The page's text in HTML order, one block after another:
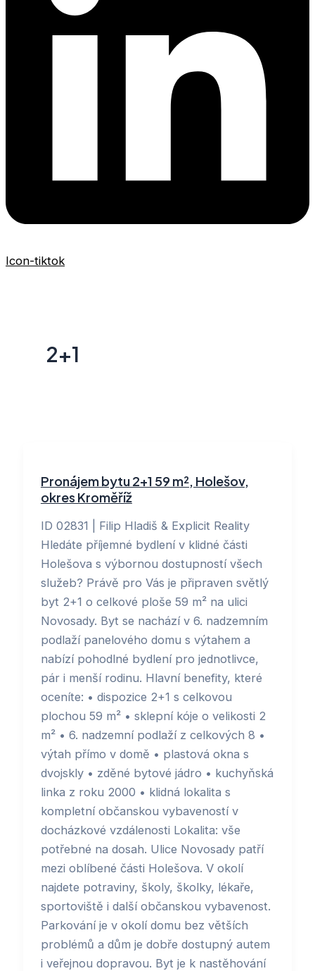
Icon-tiktok
2+1
Pronájem bytu 2+1 59 m², Holešov,
okres Kroměříž
ID 02831 | Filip Hladiš & Explicit Reality
Hledáte příjemné bydlení v klidné části
Holešova s výbornou dostupností všech
služeb? Právě pro Vás je připraven světlý
byt 2+1 o celkové ploše 59 m² na ulici
Novosady. Byt se nachází v 6. nadzemním
podlaží panelového domu s výtahem a
nabízí pohodlné bydlení pro jednotlivce,
pár i menší rodinu. Hlavní benefity, které
oceníte: • dispozice 2+1 s celkovou
plochou 59 m² • sklepní kóje o velikosti 2
m² • 6. nadzemní podlaží z celkových 8 •
výtah přímo v domě • plastová okna s
dvojskly • zděné bytové jádro • kuchyňská
linka z roku 2000 • klidná lokalita s
kompletní občanskou vybaveností v
docházkové vzdálenosti Lokalita: vše
potřebné na dosah. Ulice Novosady patří
mezi oblíbené části Holešova. V okolí
najdete potraviny, školy, školky, lékaře,
sportoviště i další občanskou vybavenost.
Parkování je v okolí domu bez větších
problémů a dům je dobře dostupný autem
i veřejnou dopravou. Byt je k nastěhování